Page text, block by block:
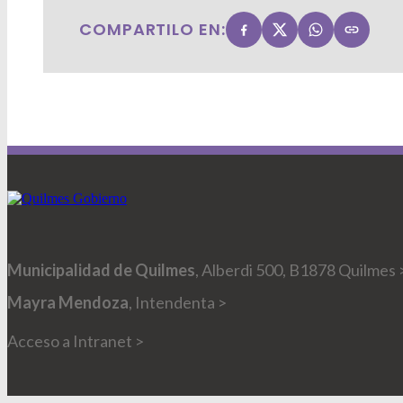
COMPARTILO EN:
Municipalidad de Quilmes, Alberdi 500, B1878 Quilmes
Mayra Mendoza, Intendenta >
Acceso a Intranet >